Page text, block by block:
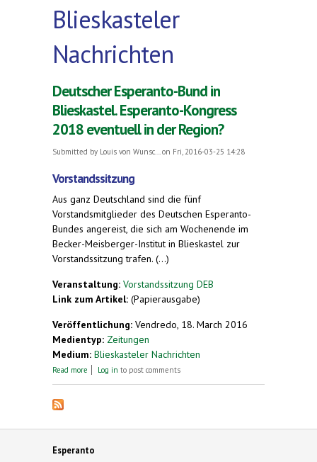
Blieskasteler
Nachrichten
Deutscher Esperanto-Bund in
Blieskastel. Esperanto-Kongress
2018 eventuell in der Region?
Submitted by Louis von Wunsc... on Fri, 2016-03-25 14:28
Vorstandssitzung
Aus ganz Deutschland sind die fünf
Vorstandsmitglieder des Deutschen Esperanto-
Bundes angereist, die sich am Wochenende im
Becker-Meisberger-Institut in Blieskastel zur
Vorstandssitzung trafen. (...)
Veranstaltung: Vorstandssitzung DEB
Link zum Artikel: (Papierausgabe)
Veröffentlichung: Vendredo, 18. March 2016
Medientyp: Zeitungen
Medium: Blieskasteler Nachrichten
Read more about Deutscher Esperanto-Bund in Blieskastel.
Log in to post comments
Esperanto